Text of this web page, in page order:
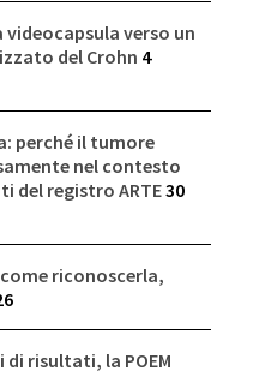
verso un
del Crohn 4
perché il tumore
nel contesto
del registro ARTE30
riconoscerla,
risultati, la POEM